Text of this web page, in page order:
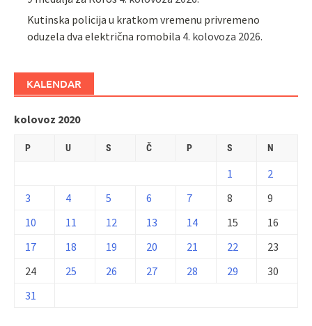
Kutinska policija u kratkom vremenu privremeno
oduzela dva električna romobila 4. kolovoza 2026.
KALENDAR
kolovoz 2020
P U S Č P S N
1
2
3
4 5 6 7 8
9
10
11 12 13 14 15
16
17
18 19 20 21 22
23
24
25 26 27 28 29
30
31